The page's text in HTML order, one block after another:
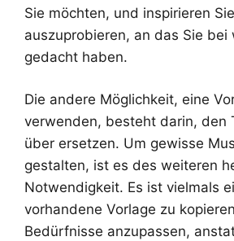
Sie möchten, und inspirieren
auszuprobieren, an das Sie bei
gedacht haben.
Die andere Möglichkeit, eine
verwenden, besteht darin, den
über ersetzen. Um gewisse
gestalten, ist es des weiteren
Notwendigkeit. Es ist vielmals
vorhandene Vorlage zu
Bedürfnisse anzupassen,